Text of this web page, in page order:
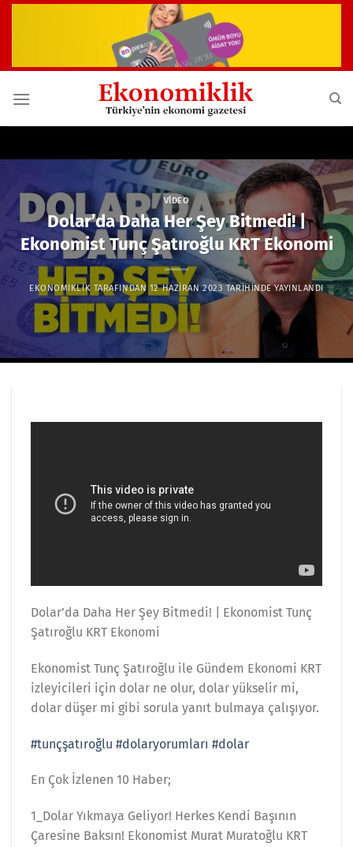
VIDEO
Dolar’da Daha Her Şey Bitmedi! |
Ekonomist Tunç Şatıroğlu KRT Ekonomi
EKONOMIKLIK TARAFINDAN 12 HAZIRAN 2023 TARIHINDE YAYINLANDI
Dolar’da Daha Her Şey Bitmedi! | Ekonomist Tunç
Şatıroğlu KRT Ekonomi
Ekonomist Tunç Şatıroğlu ile Gündem Ekonomi KRT
izleyicileri için dolar ne olur, dolar yükselir mi,
dolar düşer mi gibi sorula yanıt bulmaya çalışıyor.
#tunçşatıroğlu #dolaryorumları #dolar
En Çok İzlenen 10 Haber;
1_Dolar Yıkmaya Geliyor! Herkes Kendi Başının
Çaresine Baksın! Ekonomist Murat Muratoğlu KRT